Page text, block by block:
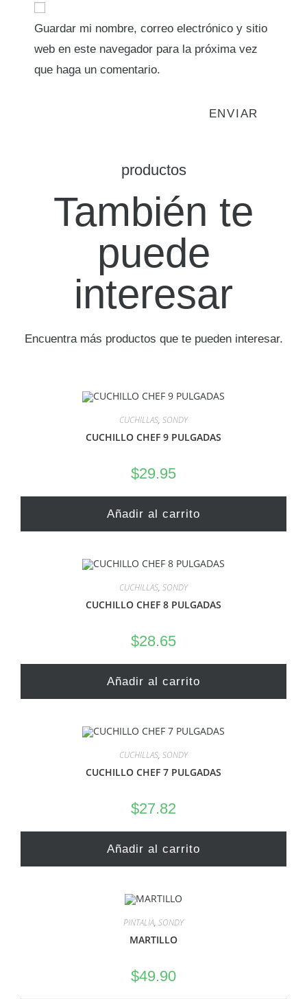
Guardar mi nombre, correo electrónico y sitio
web en este navegador para la próxima vez
que haga un comentario.
productos
También te
puede
interesar
Encuentra más productos que te pueden interesar.
CUCHILLAS, SONDY
CUCHILLO CHEF 9 PULGADAS
$29.95
Añadir al carrito
CUCHILLAS, SONDY
CUCHILLO CHEF 8 PULGADAS
$28.65
Añadir al carrito
CUCHILLAS, SONDY
CUCHILLO CHEF 7 PULGADAS
$27.82
Añadir al carrito
PINTALIA, SONDY
MARTILLO
$49.90